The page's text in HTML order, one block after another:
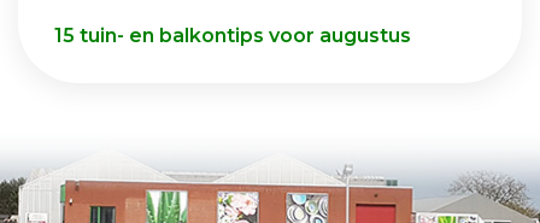
15 tuin- en balkontips voor augustus